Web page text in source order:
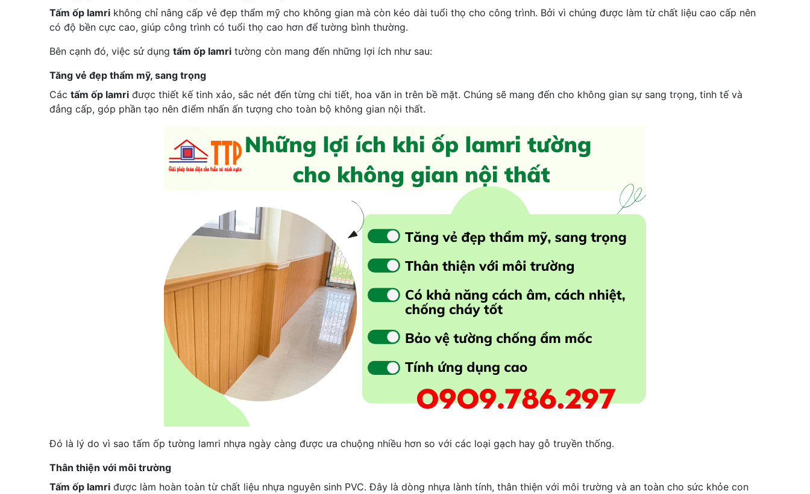
Tấm ốp lamri không chỉ nâng cấp vẻ đẹp thẩm mỹ cho không gian mà còn kéo dài tuổi thọ cho công trình. Bởi vì chúng được làm từ chất liệu cao cấp nên
có độ bền cực cao, giúp công trình có tuổi thọ cao hơn để tường bình thường.
Bên cạnh đó, việc sử dụng tấm ốp lamri tường còn mang đến những lợi ích như sau:
Tăng vẻ đẹp thẩm mỹ, sang trọng
Các tấm ốp lamri được thiết kế tinh xảo, sắc nét đến từng chi tiết, hoa văn in trên bề mặt. Chúng sẽ mang đến cho không gian sự sang trọng, tinh tế và
đẳng cấp, góp phần tạo nên điểm nhấn ấn tượng cho toàn bộ không gian nội thất.
Đó là lý do vì sao tấm ốp tường lamri nhựa ngày càng được ưa chuộng nhiều hơn so với các loại gạch hay gỗ truyền thống.
Thân thiện với môi trường
Tấm ốp lamri được làm hoàn toàn từ chất liệu nhựa nguyên sinh PVC. Đây là dòng nhựa lành tính, thân thiện với môi trường và an toàn cho sức khỏe con